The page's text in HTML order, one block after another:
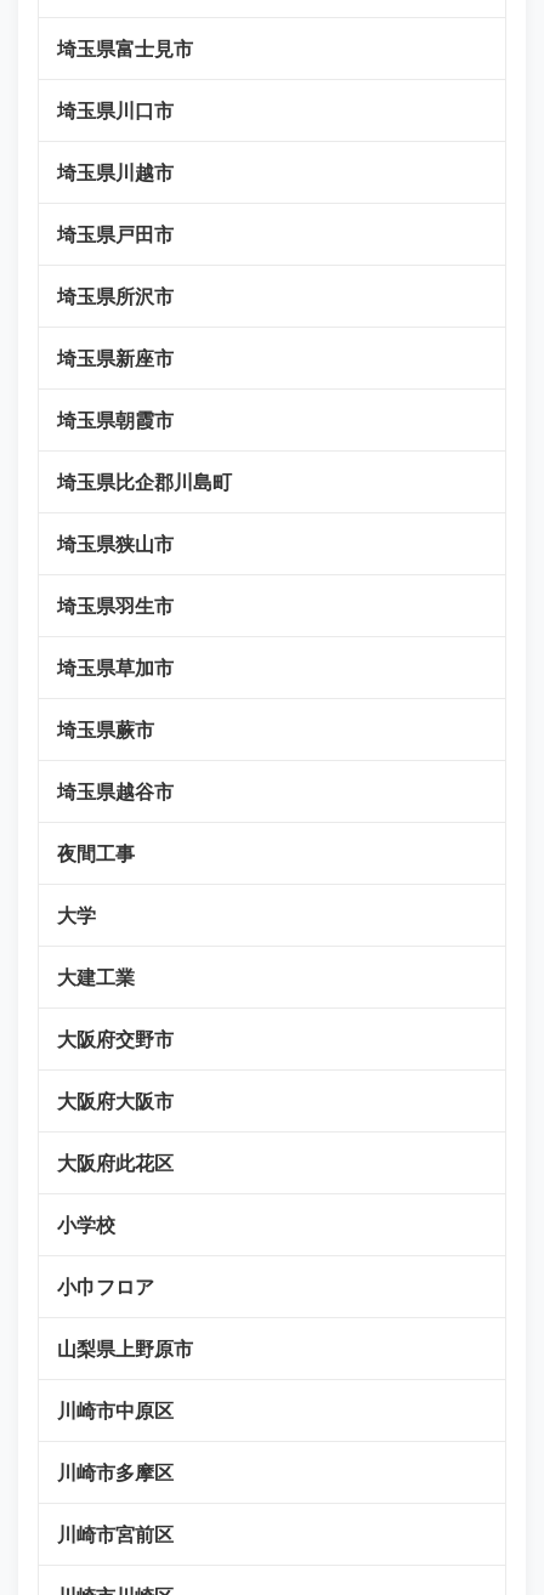
埼玉県富士見市
埼玉県川口市
埼玉県川越市
埼玉県戸田市
埼玉県所沢市
埼玉県新座市
埼玉県朝霞市
埼玉県比企郡川島町
埼玉県狭山市
埼玉県羽生市
埼玉県草加市
埼玉県蕨市
埼玉県越谷市
夜間工事
大学
大建工業
大阪府交野市
大阪府大阪市
大阪府此花区
小学校
小巾フロア
山梨県上野原市
川崎市中原区
川崎市多摩区
川崎市宮前区